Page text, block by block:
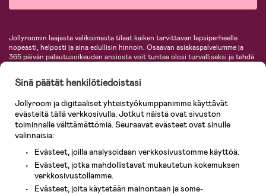
Jollyroomin laajasta valikoimasta tilaat kaiken tarvittavan lapsiperheelle
nopeasti, helposti ja aina edullisin hinnoin. Osaavan asiakaspalvelumme ja
365 päivän palautusoikeuden ansiosta voit tuntea olosi turvalliseksi ja tehdä
lastentarvikkeita sekä paljon muuta. Meiltä löydät lukuisia tunnettuja
KidKraft, Ergobaby, Philips Avent, Neonate, Cybex, LEGO ja monia muita!
Tervetuloa shoppailemaan Pohjoismaiden suurimpaan lastentarvikkeiden
verkkokauppaan!
Sinä päätät henkilötiedoistasi
Jollyroom ja digitaaliset yhteistyökumppanimme käyttävät
evästeitä tällä verkkosivulla. Jotkut näistä ovat sivuston
toiminnalle välttämättömiä. Seuraavat evästeet ovat sinulle
valinnaisia:
Evästeet, joilla analysoidaan verkkosivustomme käyttöä.
Evästeet, jotka mahdollistavat mukautetun kokemuksen
verkkosivustollamme.
Evästeet, joita käytetään mainontaan ja some-